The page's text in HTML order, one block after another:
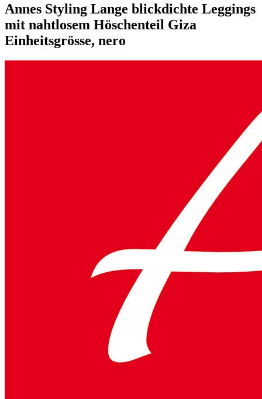
Annes Styling Lange blickdichte Leggings
mit nahtlosem Höschenteil Giza
Einheitsgrösse, nero